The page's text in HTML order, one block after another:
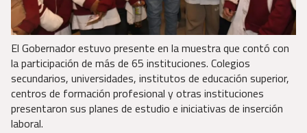
El Gobernador estuvo presente en la muestra que contó con
la participación de más de 65 instituciones. Colegios
secundarios, universidades, institutos de educación superior,
centros de formación profesional y otras instituciones
presentaron sus planes de estudio e iniciativas de inserción
laboral.